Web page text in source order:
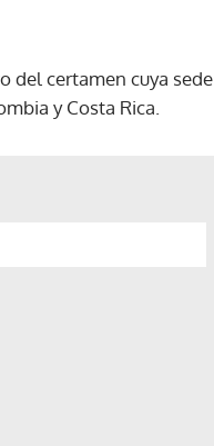
del certamen cuya sede
y Costa Rica.